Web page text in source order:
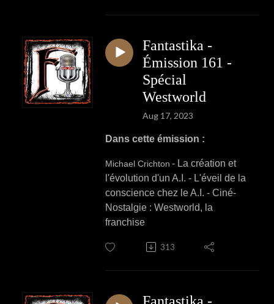
Fantastika -
Émission 161 -
Spécial
Westworld
Aug 17, 2023
Dans cette émission :
Michael Crichton - La création et
l'évolution d'un A.I. - L'éveil de la
conscience chez le A.I. - Ciné-
Nostalgie : Westworld, la
franchise
313
Fantastika -